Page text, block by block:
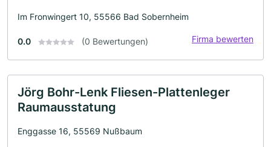
Im Fronwingert 10, 55566 Bad Sobernheim
0.0 (0 Bewertungen) Firma bewerten
Jörg Bohr-Lenk Fliesen-Plattenleger
Raumausstatung
Enggasse 16, 55569 Nußbaum